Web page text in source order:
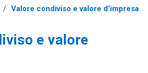
Valore condiviso e valore d’impresa
e valore